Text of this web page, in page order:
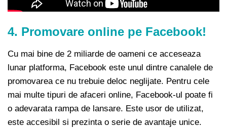
4. Promovare online pe Facebook!
Cu mai bine de 2 miliarde de oameni ce acceseaza
lunar platforma, Facebook este unul dintre canalele de
promovarea ce nu trebuie deloc neglijate. Pentru cele
mai multe tipuri de afaceri online, Facebook-ul poate fi
o adevarata rampa de lansare. Este usor de utilizat,
este accesibil si prezinta o serie de avantaje unice.